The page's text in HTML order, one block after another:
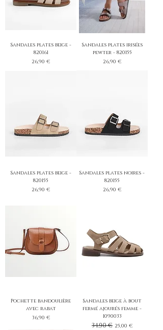
Sandales plates beige -
820161
Prix
26,90 €
Sandales plates irisées
pewter - 820155
Prix
26,90 €
Sandales plates beige -
820155
Prix
26,90 €
Sandales plates noires -
820155
Prix
26,90 €
Pochette bandoulière
avec rabat
Prix
36,90 €
Sandales beige à bout
fermé ajourés femme -
1090033
Prix original
34,90 € Prix promotionnel
25,00 €